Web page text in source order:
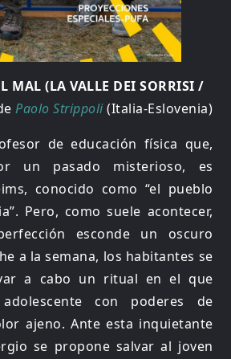
MAL (LA VALLE DEI SORRISI /
Paolo Strippoli (Italia-Eslovenia)
de educación física que,
un pasado misterioso, es
conocido como “el pueblo
Pero, como suele acontecer,
esconde un oscuro
a la semana, los habitantes se
a cabo un ritual en el que
con poderes de
ajeno. Ante esta inquietante
se propone salvar al joven